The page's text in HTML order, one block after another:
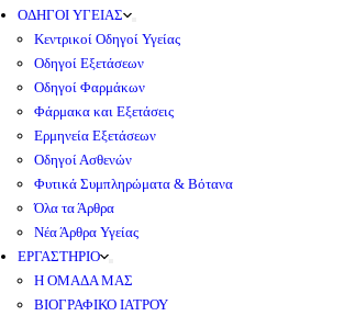
ΟΔΗΓΟΙ ΥΓΕΙΑΣ
Κεντρικοί Οδηγοί Υγείας
Οδηγοί Εξετάσεων
Οδηγοί Φαρμάκων
Φάρμακα και Εξετάσεις
Ερμηνεία Εξετάσεων
Οδηγοί Ασθενών
Φυτικά Συμπληρώματα & Βότανα
Όλα τα Άρθρα
Νέα Άρθρα Υγείας
ΕΡΓΑΣΤΗΡΙΟ
Η ΟΜΑΔΑ ΜΑΣ
ΒΙΟΓΡΑΦΙΚΟ ΙΑΤΡΟΥ